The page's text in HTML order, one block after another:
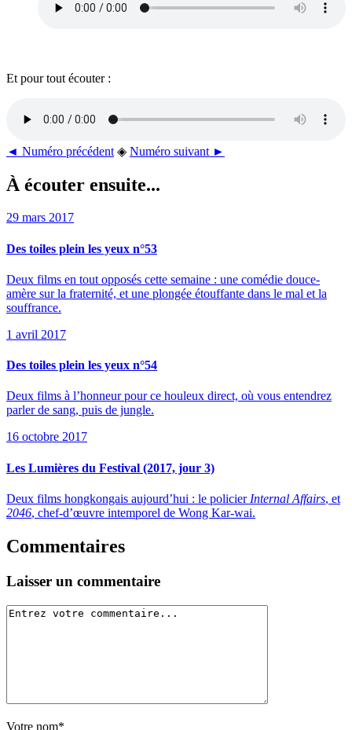
Et pour tout écouter :
◄ Numéro précédent ◈ Numéro suivant ►
À écouter ensuite...
29 mars 2017
Des toiles plein les yeux n°53
Deux films en tout opposés cette semaine : une comédie douce-
amère sur la fraternité, et une plongée étouffante dans le mal et la
souffrance.
1 avril 2017
Des toiles plein les yeux n°54
Deux films à l’honneur pour ce houleux direct, où vous entendrez
parler de sang, puis de jungle.
16 octobre 2017
Les Lumières du Festival (2017, jour 3)
Deux films hongkongais aujourd’hui : le policier Internal Affairs, et
2046, chef-d’œuvre intemporel de Wong Kar-wai.
Commentaires
Laisser un commentaire
Votre nom*